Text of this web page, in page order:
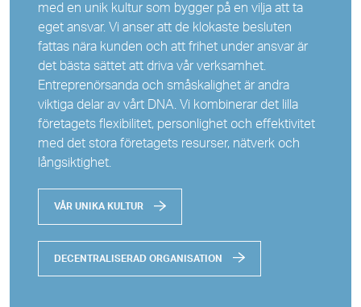
med en unik kultur som bygger på en vilja att ta
eget ansvar. Vi anser att de klokaste besluten
fattas nära kunden och att frihet under ansvar är
det bästa sättet att driva vår verksamhet.
Entreprenörsanda och småskalighet är andra
viktiga delar av vårt DNA. Vi kombinerar det lilla
företagets flexibilitet, personlighet och effektivitet
med det stora företagets resurser, nätverk och
långsiktighet.
VÅR UNIKA KULTUR
DECENTRALISERAD ORGANISATION